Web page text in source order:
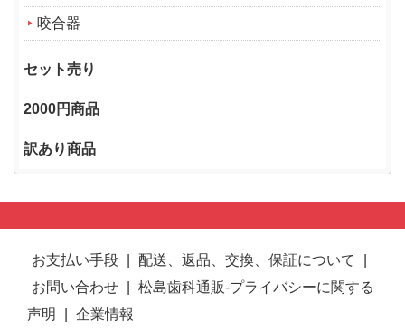
咬合器
セット売り
2000円商品
訳あり商品
お支払い手段 配送、返品、交換、保証について
お問い合わせ
松島歯科通販-プライバシーに関する
声明
企業情報